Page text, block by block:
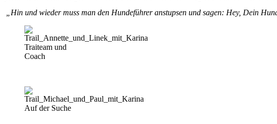
„Hin und wieder muss man den Hundeführer anstupsen und sagen: Hey, Dein
Traiteam und
Coach
Auf der Suche